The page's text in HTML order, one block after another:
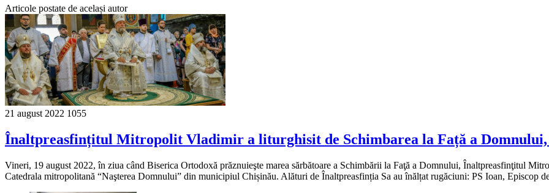
Articole postate de același autor
21 august 2022 1055
Înaltpreasfințitul Mitropolit Vladimir a liturghisit de Schimbarea la Față a
Vineri, 19 august 2022, în ziua când Biserica Ortodoxă prăznuieşte marea sărbătoare a Schimbării la Faţă a Domnului, Înaltpreasfinţitul
Catedrala mitropolitană “Naşterea Domnului” din municipiul Chișinău. Alături de Înaltpreasfinția Sa au înălțat rugăciuni: PS Ioan,